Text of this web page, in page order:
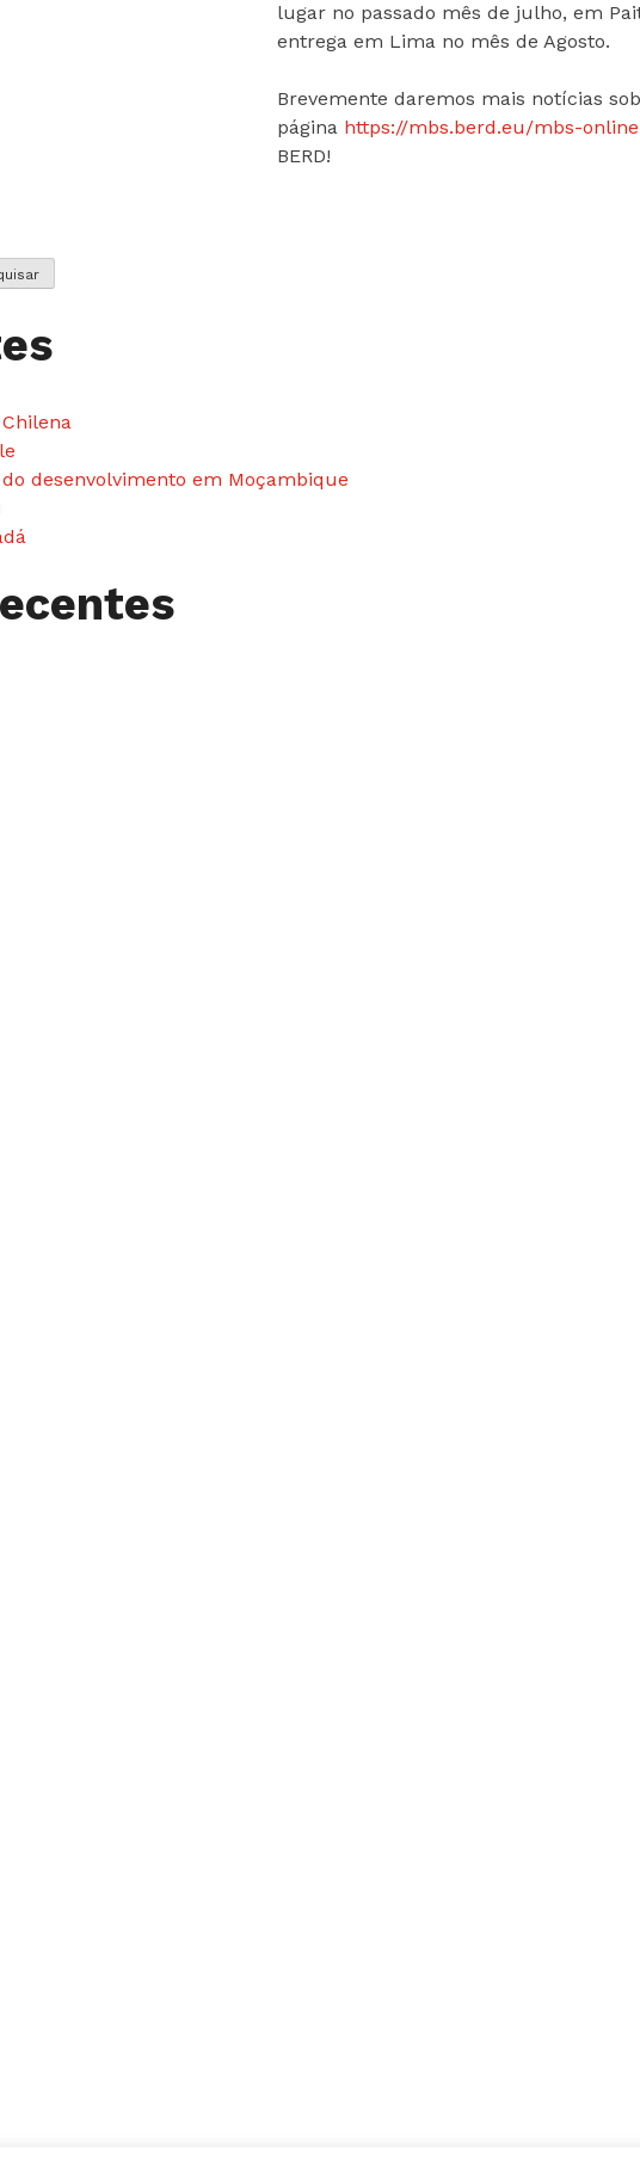
lugar no passado mês de julho, em
entrega em Lima no mês de Agosto.
Brevemente daremos mais notícias
página https://mbs.berd.eu/mbs-
BERD!
desenvolvimento em Moçambique